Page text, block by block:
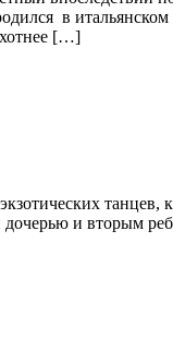
в итальянском
[…]
танцев,
и вторым